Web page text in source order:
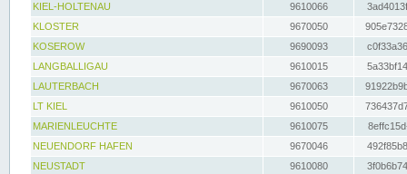
KIEL-HOLTENAU
9610066
KLOSTER
9670050
KOSEROW
9690093
LANGBALLIGAU
9610015
LAUTERBACH
9670063
LT KIEL
9610050
MARIENLEUCHTE
9610075
NEUENDORF HAFEN
9670046
NEUSTADT
9610080